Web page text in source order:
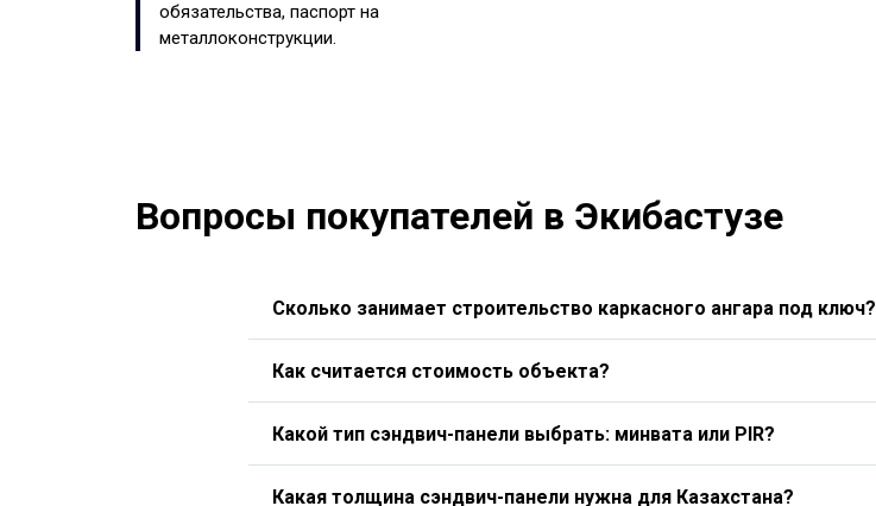
обязательства, паспорт на
металлоконструкции.
Вопросы покупателей в Экибастузе
Сколько занимает строительство каркасного ангара под ключ?
Как считается стоимость объекта?
Какой тип сэндвич-панели выбрать: минвата или PIR?
Какая толщина сэндвич-панели нужна для Казахстана?